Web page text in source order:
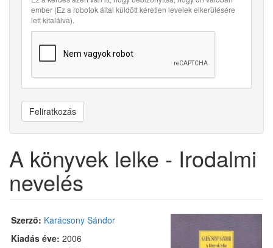
ember (Ez a robotok által küldött kéretlen levelek elkerülésére
lett kitalálva).
Feliratkozás
A könyvek lelke - Irodalmi
nevelés
Szerző: Karácsony Sándor
Kiadás éve: 2006